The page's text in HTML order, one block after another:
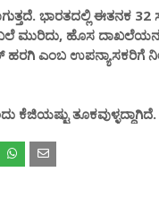
ಭಾರತದಲ್ಲಿ ಈತನಕ
ಮುರಿದು, ಹೊಸ
ಹರಗಿ ಎಂಬ ಉಪನ್ಯಾಸಕರಿಗೆ
ಕೆಜಿಯಷ್ಟು ತೂಕವುಳ್ಳದ್ದಾಗಿದೆ.